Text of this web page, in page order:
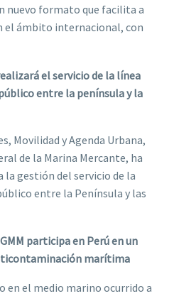
nuevo formato que facilita a
el ámbito internacional, con
el servicio de la línea
entre la península y la
Movilidad y Agenda Urbana,
de la Marina Mercante, ha
gestión del servicio de la
entre la Península y las
participa en Perú en un
marítima
en el medio marino ocurrido a